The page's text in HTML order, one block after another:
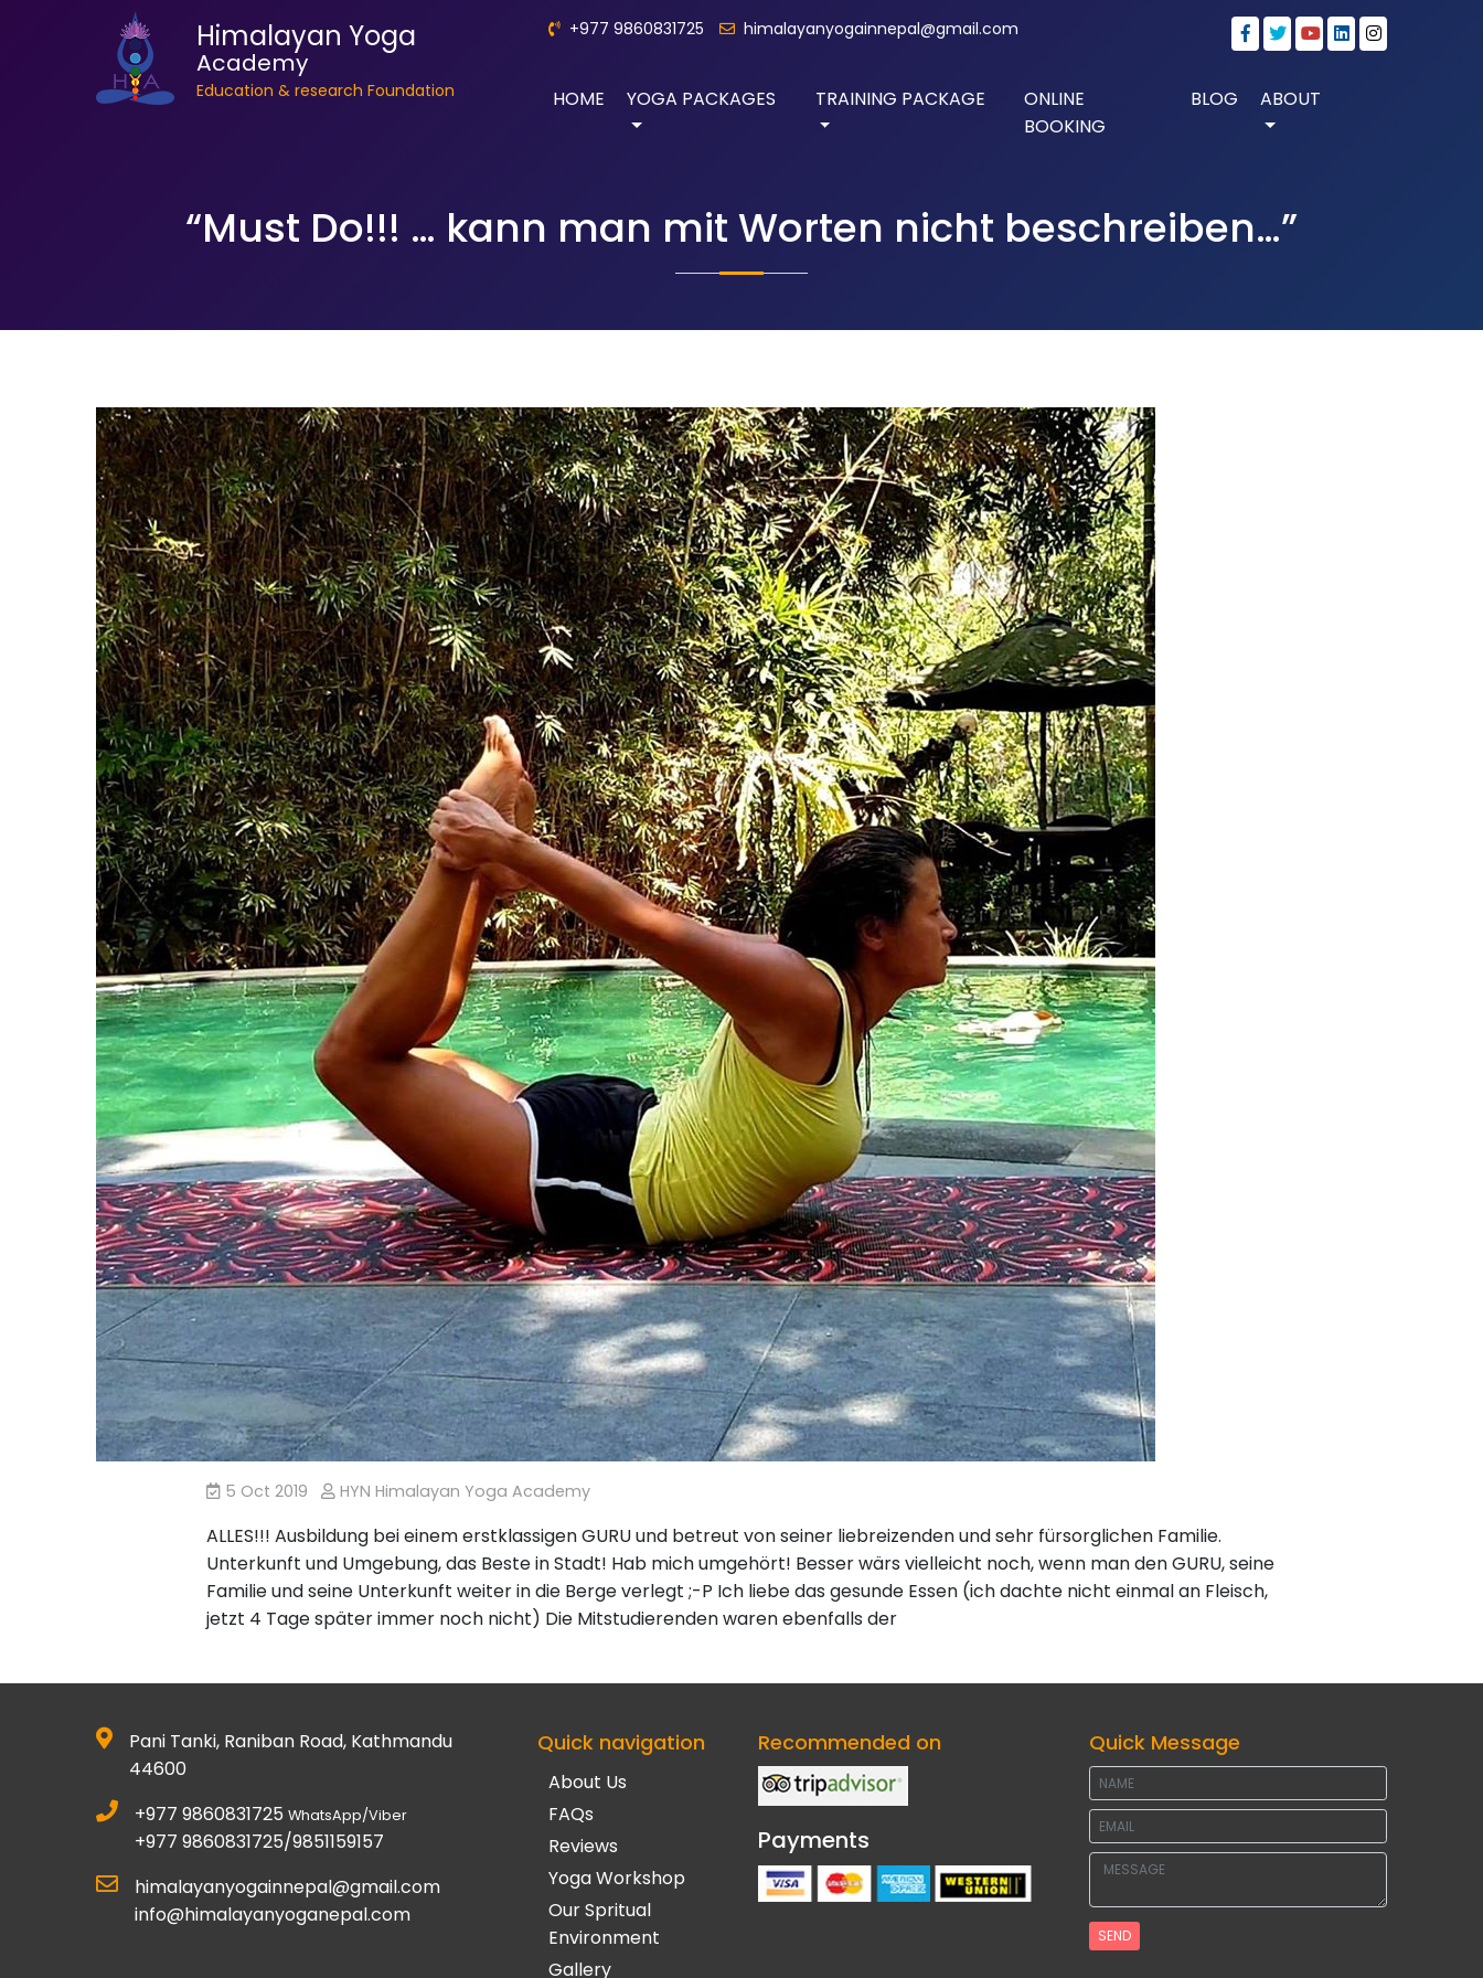
Himalayan Yoga
Academy
Education & research Foundation
+977 9860831725 himalayanyogainnepal@gmail.com
HOME YOGA PACKAGES TRAINING PACKAGE
ONLINE
BOOKING
BLOG ABOUT
“Must Do!!! … kann man mit Worten nicht beschreiben…”
5 Oct 2019 HYN Himalayan Yoga Academy
ALLES!!! Ausbildung bei einem erstklassigen GURU und betreut von seiner liebreizenden und sehr fürsorglichen Familie.
Unterkunft und Umgebung, das Beste in Stadt! Hab mich umgehört! Besser wärs vielleicht noch, wenn man den GURU, seine
Familie und seine Unterkunft weiter in die Berge verlegt ;-P Ich liebe das gesunde Essen (ich dachte nicht einmal an Fleisch,
jetzt 4 Tage später immer noch nicht) Die Mitstudierenden waren ebenfalls der
Pani Tanki, Raniban Road, Kathmandu
44600
+977 9860831725 WhatsApp/Viber
+977 9860831725/9851159157
himalayanyogainnepal@gmail.com
info@himalayanyoganepal.com
Quick navigation
About Us
FAQs
Reviews
Yoga Workshop
Our Spritual
Environment
Gallery
Recommended on
Payments
Quick Message
SEND